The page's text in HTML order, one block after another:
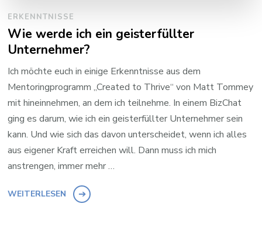
ERKENNTNISSE
Wie werde ich ein geisterfüllter
Unternehmer?
Ich möchte euch in einige Erkenntnisse aus dem
Mentoringprogramm „Created to Thrive“ von Matt Tommey
mit hineinnehmen, an dem ich teilnehme. In einem BizChat
ging es darum, wie ich ein geisterfüllter Unternehmer sein
kann. Und wie sich das davon unterscheidet, wenn ich alles
aus eigener Kraft erreichen will. Dann muss ich mich
anstrengen, immer mehr …
WEITERLESEN